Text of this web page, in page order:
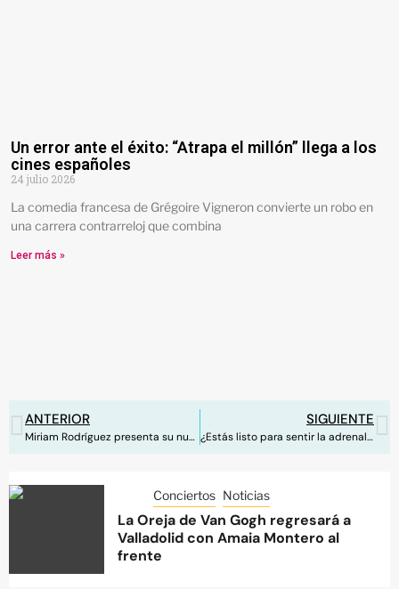
Un error ante el éxito: “Atrapa el millón” llega a los
cines españoles
24 julio 2026
La comedia francesa de Grégoire Vigneron convierte un robo en
una carrera contrarreloj que combina
Leer más »
ANTERIOR
Miriam Rodríguez presenta su nueva canción ‘Si me engaño’
SIGUIENTE
¿Estás listo para sentir la adrenalina? Eurovision on Tour llega a Madrid
Conciertos Noticias
La Oreja de Van Gogh regresará a
Valladolid con Amaia Montero al
frente